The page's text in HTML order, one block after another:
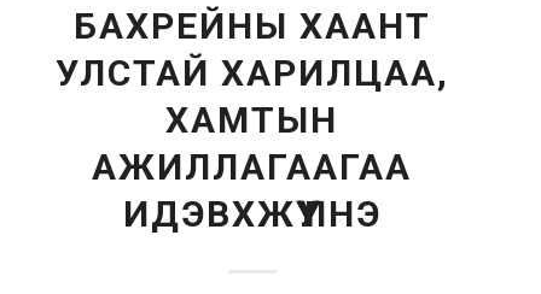
БАХРЕЙНЫ ХААНТ
УЛСТАЙ ХАРИЛЦАА,
ХАМТЫН
АЖИЛЛАГААГАА
ИДЭВХЖҮҮЛНЭ